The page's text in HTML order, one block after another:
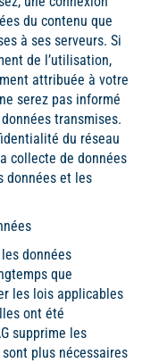
du contenu que
à ses serveurs. Si
de l’utilisation,
attribuée à votre
serez pas informé
transmises.
du réseau
collecte de données
données et les
les données
que
les lois applicables
ont été
supprime les
plus nécessaires